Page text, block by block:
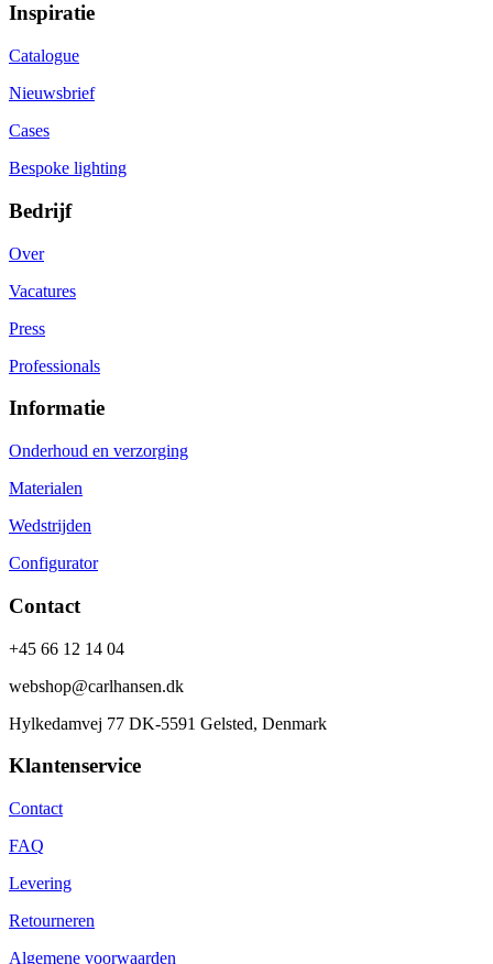
Inspiratie
Catalogue
Nieuwsbrief
Cases
Bespoke lighting
Bedrijf
Over
Vacatures
Press
Professionals
Informatie
Onderhoud en verzorging
Materialen
Wedstrijden
Configurator
Contact
+45 66 12 14 04
webshop@carlhansen.dk
Hylkedamvej 77 DK-5591 Gelsted, Denmark
Klantenservice
Contact
FAQ
Levering
Retourneren
Algemene voorwaarden